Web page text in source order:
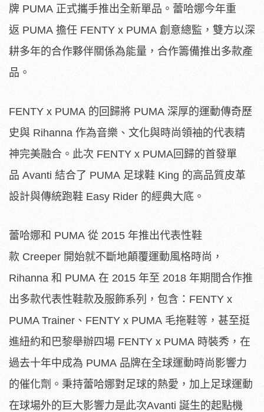
牌 PUMA 正式攜手推出全新單品。蕾哈娜今年重
返 PUMA 擔任 FENTY x PUMA 創意總監，雙方以深
耕多年的合作夥伴關係為能量，合作籌備推出多款產
品。
FENTY x PUMA 的回歸將 PUMA 深厚的運動傳奇歷
史與 Rihanna 作為音樂、文化與時尚領袖的代表精
神完美融合。此次 FENTY x PUMA回歸的首發單
品 Avanti 結合了 PUMA 足球鞋 King 的高品質皮革
設計與傳統跑鞋 Easy Rider 的經典大底。
蕾哈娜和 PUMA 從 2015 年推出代表性鞋
款 Creeper 開始就不斷地顛覆運動風格時尚，
Rihanna 和 PUMA 在 2015 年至 2018 年期間合作推
出多款代表性鞋款及服飾系列，包含：FENTY x
PUMA Trainer、FENTY x PUMA 毛拖鞋等，甚至挺
進紐約和巴黎舉辦四場 FENTY x PUMA 時裝秀，在
過去十年中成為 PUMA 品牌在全球運動時尚影響力
的催化劑。秉持蕾哈娜對足球的熱愛， 加上足球運動
在球場外的巨大影響力是此次Avanti 誕生的起點機